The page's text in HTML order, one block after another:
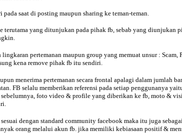
saat di posting maupun sharing ke teman-teman.
terutama yang ditunjukan pada pihak fb, sebab yang
pertemanan maupun group yang memuat unsur :
kena remove pihak fb itu sendiri.
menerima pertemanan secara frontal apalagi dalam jumlah
FB selalu memberikan referensi pada setiap penggunanya
foto video & profile yang diberikan ke fb, moto &
dengan standard community facebook maka itu juga
orang melalui akun fb. jika memiliki kebiasaan positif &